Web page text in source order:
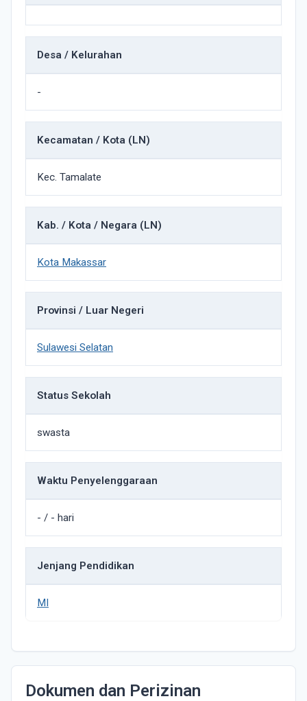
Desa / Kelurahan
-
Kecamatan / Kota (LN)
Kec. Tamalate
Kab. / Kota / Negara (LN)
Kota Makassar
Provinsi / Luar Negeri
Sulawesi Selatan
Status Sekolah
swasta
Waktu Penyelenggaraan
- / - hari
Jenjang Pendidikan
MI
Dokumen dan Perizinan